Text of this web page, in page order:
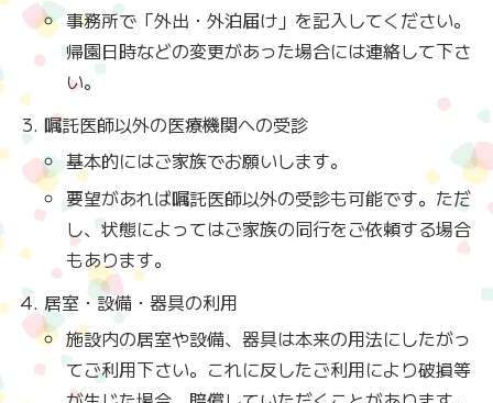
事務所で「外出・外泊届け」を記入してください。
帰園日時などの変更があった場合には連絡して下さ
い。
嘱託医師以外の医療機関への受診
基本的にはご家族でお願いします。
要望があれば嘱託医師以外の受診も可能です。ただ
し、状態によってはご家族の同行をご依頼する場合
もあります。
居室・設備・器具の利用
施設内の居室や設備、器具は本来の用法にしたがっ
てご利用下さい。これに反したご利用により破損等